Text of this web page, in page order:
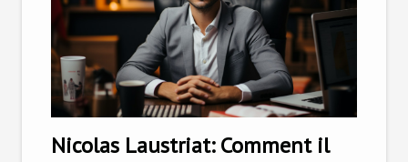
Nicolas Laustriat: Comment il